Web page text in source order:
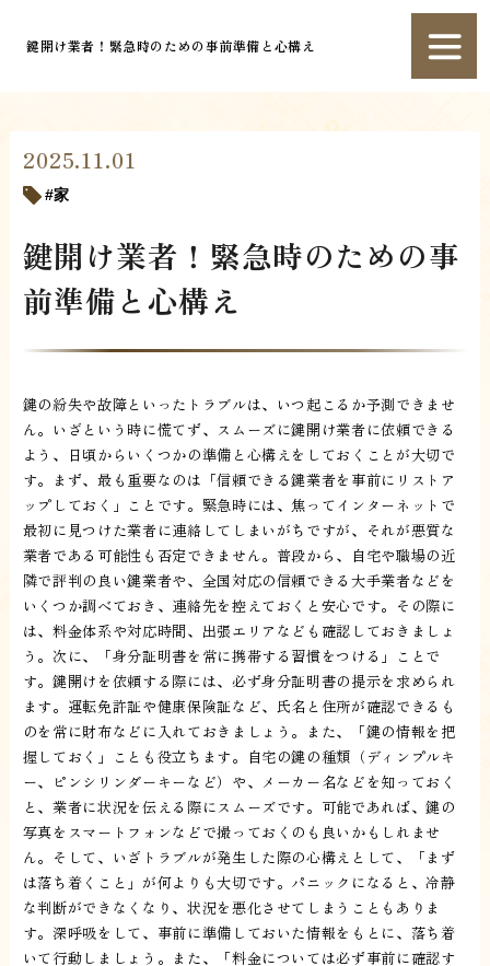
鍵開け業者！緊急時のための事前準備と心構え
2025.11.01
家
鍵開け業者！緊急時のための事
前準備と心構え
鍵の紛失や故障といったトラブルは、いつ起こるか予測できませ
ん。いざという時に慌てず、スムーズに鍵開け業者に依頼できる
よう、日頃からいくつかの準備と心構えをしておくことが大切で
す。まず、最も重要なのは「信頼できる鍵業者を事前にリストア
ップしておく」ことです。緊急時には、焦ってインターネットで
最初に見つけた業者に連絡してしまいがちですが、それが悪質な
業者である可能性も否定できません。普段から、自宅や職場の近
隣で評判の良い鍵業者や、全国対応の信頼できる大手業者などを
いくつか調べておき、連絡先を控えておくと安心です。その際に
は、料金体系や対応時間、出張エリアなども確認しておきましょ
う。次に、「身分証明書を常に携帯する習慣をつける」ことで
す。鍵開けを依頼する際には、必ず身分証明書の提示を求められ
ます。運転免許証や健康保険証など、氏名と住所が確認できるも
のを常に財布などに入れておきましょう。また、「鍵の情報を把
握しておく」ことも役立ちます。自宅の鍵の種類（ディンプルキ
ー、ピンシリンダーキーなど）や、メーカー名などを知っておく
と、業者に状況を伝える際にスムーズです。可能であれば、鍵の
写真をスマートフォンなどで撮っておくのも良いかもしれませ
ん。そして、いざトラブルが発生した際の心構えとして、「まず
は落ち着くこと」が何よりも大切です。パニックになると、冷静
な判断ができなくなり、状況を悪化させてしまうこともありま
す。深呼吸をして、事前に準備しておいた情報をもとに、落ち着
いて行動しましょう。また、「料金については必ず事前に確認す